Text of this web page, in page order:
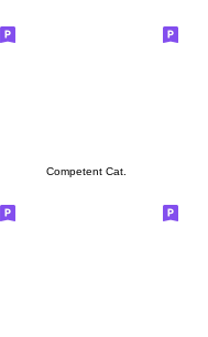
Competent Cat.